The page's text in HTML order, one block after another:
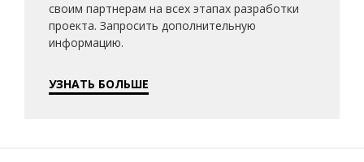
своим партнерам на всех этапах разработки
проекта. Запросить дополнительную
информацию.
УЗНАТЬ БОЛЬШЕ